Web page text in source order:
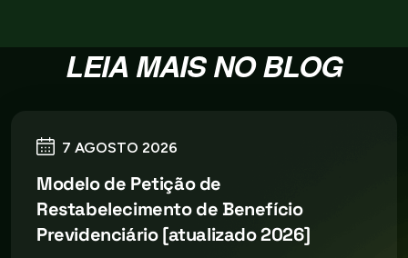
LEIA MAIS NO BLOG
7 AGOSTO 2026
Modelo de Petição de
Restabelecimento de Benefício
Previdenciário [atualizado 2026]